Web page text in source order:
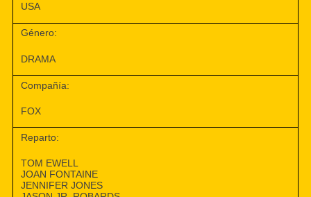
USA
Género:
DRAMA
Compañía:
FOX
Reparto:
TOM EWELL
JOAN FONTAINE
JENNIFER JONES